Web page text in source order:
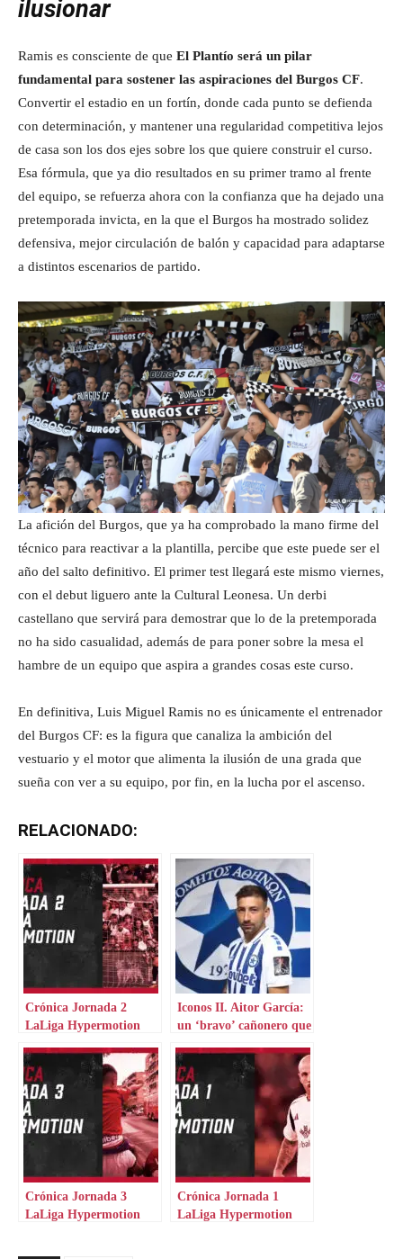
ilusionar
Ramis es consciente de que El Plantío será un pilar
fundamental para sostener las aspiraciones del Burgos CF.
Convertir el estadio en un fortín, donde cada punto se defienda
con determinación, y mantener una regularidad competitiva lejos
de casa son los dos ejes sobre los que quiere construir el curso.
Esa fórmula, que ya dio resultados en su primer tramo al frente
del equipo, se refuerza ahora con la confianza que ha dejado una
pretemporada invicta, en la que el Burgos ha mostrado solidez
defensiva, mejor circulación de balón y capacidad para adaptarse
a distintos escenarios de partido.
La afición del Burgos, que ya ha comprobado la mano firme del
técnico para reactivar a la plantilla, percibe que este puede ser el
año del salto definitivo. El primer test llegará este mismo viernes,
con el debut liguero ante la Cultural Leonesa. Un derbi
castellano que servirá para demostrar que lo de la pretemporada
no ha sido casualidad, además de para poner sobre la mesa el
hambre de un equipo que aspira a grandes cosas este curso.
En definitiva, Luis Miguel Ramis no es únicamente el entrenador
del Burgos CF: es la figura que canaliza la ambición del
vestuario y el motor que alimenta la ilusión de una grada que
sueña con ver a su equipo, por fin, en la lucha por el ascenso.
RELACIONADO:
Crónica Jornada 2
LaLiga Hypermotion
Iconos II. Aitor García:
un ‘bravo’ cañonero que
Crónica Jornada 3
LaLiga Hypermotion
Crónica Jornada 1
LaLiga Hypermotion